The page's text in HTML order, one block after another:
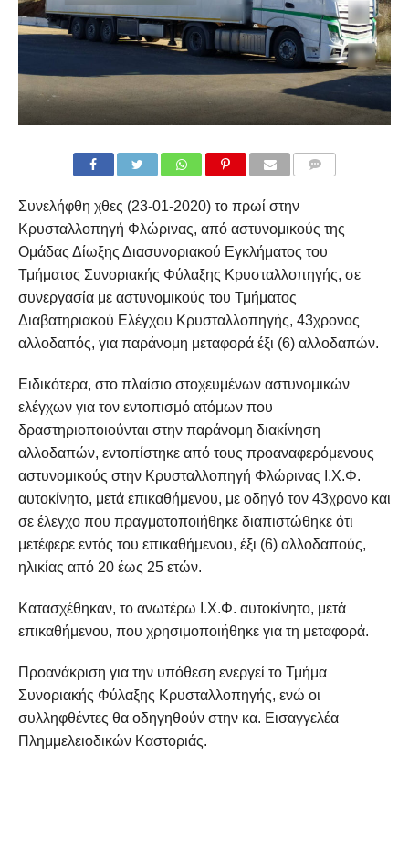
Συνελήφθη χθες (23-01-2020) το πρωί στην
Κρυσταλλοπηγή Φλώρινας, από αστυνομικούς της
Ομάδας Δίωξης Διασυνοριακού Εγκλήματος του
Τμήματος Συνοριακής Φύλαξης Κρυσταλλοπηγής, σε
συνεργασία με αστυνομικούς του Τμήματος
Διαβατηριακού Ελέγχου Κρυσταλλοπηγής, 43χρονος
αλλοδαπός, για παράνομη μεταφορά έξι (6) αλλοδαπών.
Ειδικότερα, στο πλαίσιο στοχευμένων αστυνομικών
ελέγχων για τον εντοπισμό ατόμων που
δραστηριοποιούνται στην παράνομη διακίνηση
αλλοδαπών, εντοπίστηκε από τους προαναφερόμενους
αστυνομικούς στην Κρυσταλλοπηγή Φλώρινας Ι.Χ.Φ.
αυτοκίνητο, μετά επικαθήμενου, με οδηγό τον 43χρονο και
σε έλεγχο που πραγματοποιήθηκε διαπιστώθηκε ότι
μετέφερε εντός του επικαθήμενου, έξι (6) αλλοδαπούς,
ηλικίας από 20 έως 25 ετών.
Κατασχέθηκαν, το ανωτέρω Ι.Χ.Φ. αυτοκίνητο, μετά
επικαθήμενου, που χρησιμοποιήθηκε για τη μεταφορά.
Προανάκριση για την υπόθεση ενεργεί το Τμήμα
Συνοριακής Φύλαξης Κρυσταλλοπηγής, ενώ οι
συλληφθέντες θα οδηγηθούν στην κα. Εισαγγελέα
Πλημμελειοδικών Καστοριάς.